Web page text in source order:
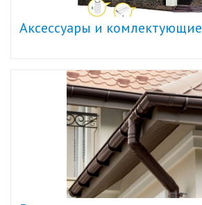
Аксессуары и комлектующие